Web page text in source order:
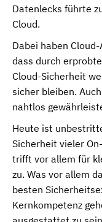
Datenlecks führte
Cloud.
Dabei haben
dass durch
Cloud-Sicherheit
sicher bleiben.
nahtlos
Heute ist
Sicherheit vieler
trifft vor allem für
zu. Was vor allem
besten
Kernkompetenz